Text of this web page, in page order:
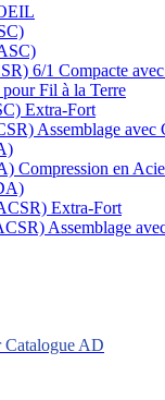
6/1 Compacte avec
Fil à la Terre
Extra-Fort
Assemblage avec
Compression en
Extra-Fort
Assemblage
AD